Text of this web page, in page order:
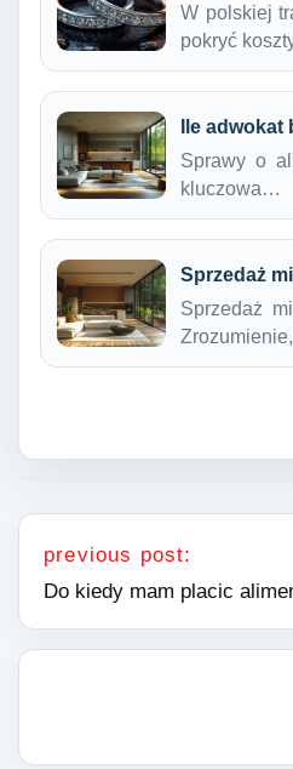
W polskiej
pokryć
Ile
Sprawy o
kluczowa…
Sprzedaż
Sprzedaż
Nawigacja wpisu
previous post:
Do kiedy mam placic